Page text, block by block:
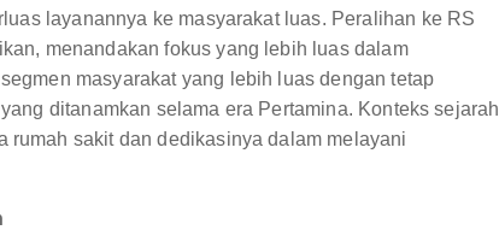
layanannya ke masyarakat luas. Peralihan ke RS
menandakan fokus yang lebih luas dalam
masyarakat yang lebih luas dengan tetap
ditanamkan selama era Pertamina. Konteks sejarah
rumah sakit dan dedikasinya dalam melayani